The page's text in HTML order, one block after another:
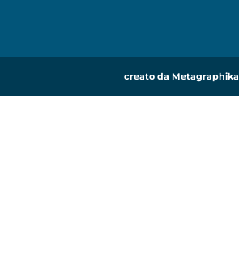
creato da Metagraphika